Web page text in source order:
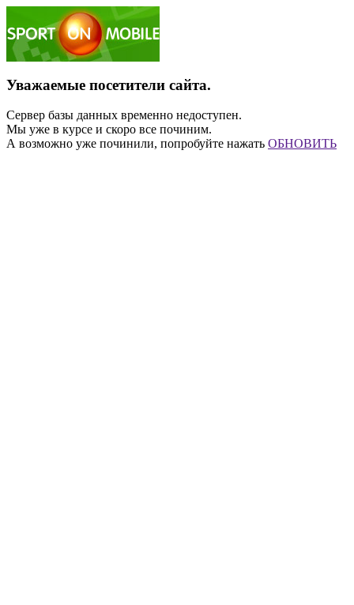
Уважаемые посетители сайта.
Сервер базы данных временно недоступен.
Мы уже в курсе и скоро все починим.
А возможно уже починили, попробуйте нажать ОБНОВИТЬ